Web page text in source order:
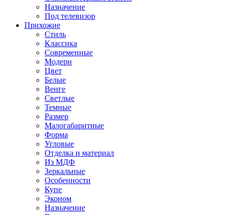
Назначение
Под телевизор
Прихожие
Стиль
Классика
Современные
Модерн
Цвет
Белые
Венге
Светлые
Темные
Размер
Малогабаритные
Форма
Угловые
Отделка и материал
Из МДФ
Зеркальные
Особенности
Купе
Эконом
Назначение